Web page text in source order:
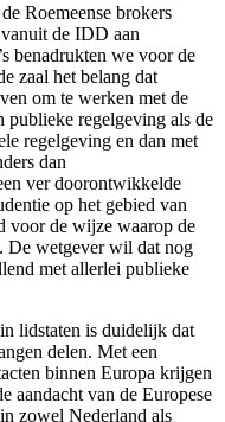
Roemeense brokers
de IDD aan
benadrukten we voor de
zaal het belang dat
om te werken met de
publieke regelgeving als de
regelgeving en dan met
dan
ver doorontwikkelde
op het gebied van
voor de wijze waarop de
De wetgever wil dat nog
met allerlei publieke
lidstaten is duidelijk dat
delen. Met een
binnen Europa krijgen
aandacht van de Europese
zowel Nederland als